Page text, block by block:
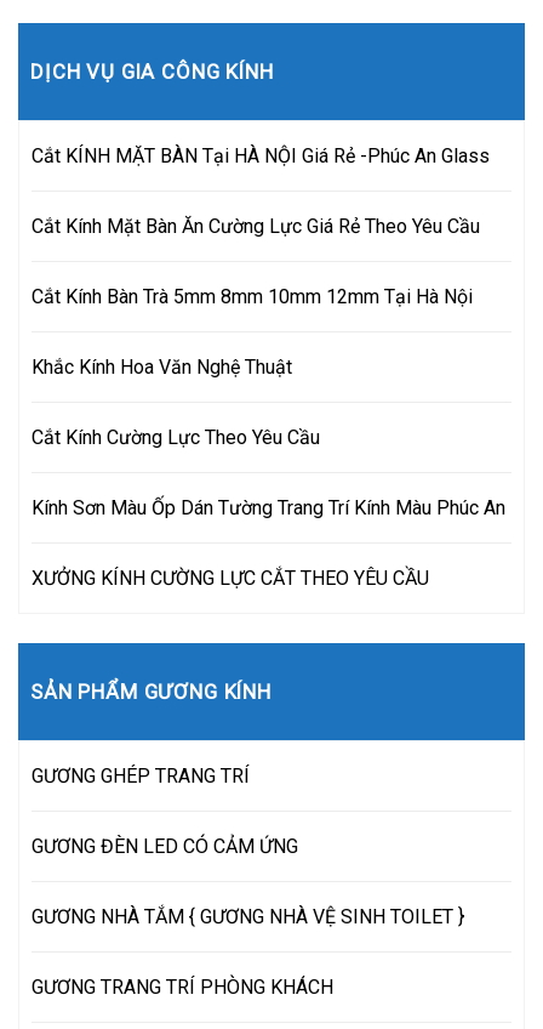
DỊCH VỤ GIA CÔNG KÍNH
Cắt KÍNH MẶT BÀN Tại HÀ NỘI Giá Rẻ -Phúc An Glass
Cắt Kính Mặt Bàn Ăn Cường Lực Giá Rẻ Theo Yêu Cầu
Cắt Kính Bàn Trà 5mm 8mm 10mm 12mm Tại Hà Nội
Khắc Kính Hoa Văn Nghệ Thuật
Cắt Kính Cường Lực Theo Yêu Cầu
Kính Sơn Màu Ốp Dán Tường Trang Trí Kính Màu Phúc An
XƯỞNG KÍNH CƯỜNG LỰC CẮT THEO YÊU CẦU
SẢN PHẨM GƯƠNG KÍNH
GƯƠNG GHÉP TRANG TRÍ
GƯƠNG ĐÈN LED CÓ CẢM ỨNG
GƯƠNG NHÀ TẮM { GƯƠNG NHÀ VỆ SINH TOILET }
GƯƠNG TRANG TRÍ PHÒNG KHÁCH